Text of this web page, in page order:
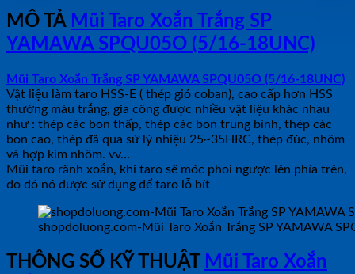
MÔ TẢ Mũi Taro Xoắn Trắng SP
YAMAWA SPQU05O (5/16-18UNC)
Mũi Taro Xoắn Trắng SP YAMAWA SPQU05O (5/16-18UNC)
Vật liệu làm taro HSS-E ( thép gió coban), cao cấp hơn HSS
thường màu trắng, gia công được nhiều vật liệu khác nhau
như : thép các bon thấp, thép các bon trung bình, thép các
bon cao, thép đã qua sử lý nhiệu 25~35HRC, thép đúc, nhôm
và hợp kim nhôm. vv…
Mũi taro rãnh xoắn, khi taro sẽ móc phoi ngược lên phía trên,
do đó nó được sử dụng để taro lỗ bít
shopdoluong.com-Mũi Taro Xoắn Trắng SP YAMAWA
THÔNG SỐ KỸ THUẬT Mũi Taro Xoắn